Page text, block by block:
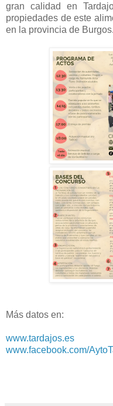
gran calidad en
propiedades de este
en la provincia de Burgos.
Más datos en:
www.tardajos.es
www.facebook.com/